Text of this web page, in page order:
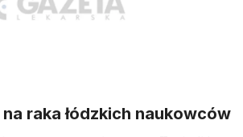
raka łódzkich naukowców